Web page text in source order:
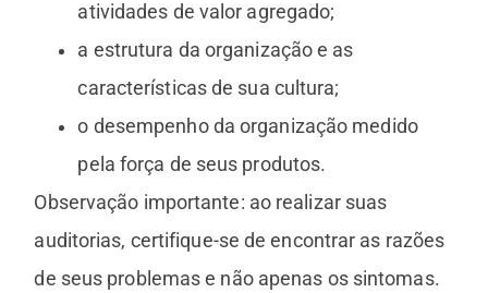
atividades de valor agregado;
a estrutura da organização e as
características de sua cultura;
o desempenho da organização medido
pela força de seus produtos.
Observação importante: ao realizar suas
auditorias, certifique-se de encontrar as razões
de seus problemas e não apenas os sintomas.